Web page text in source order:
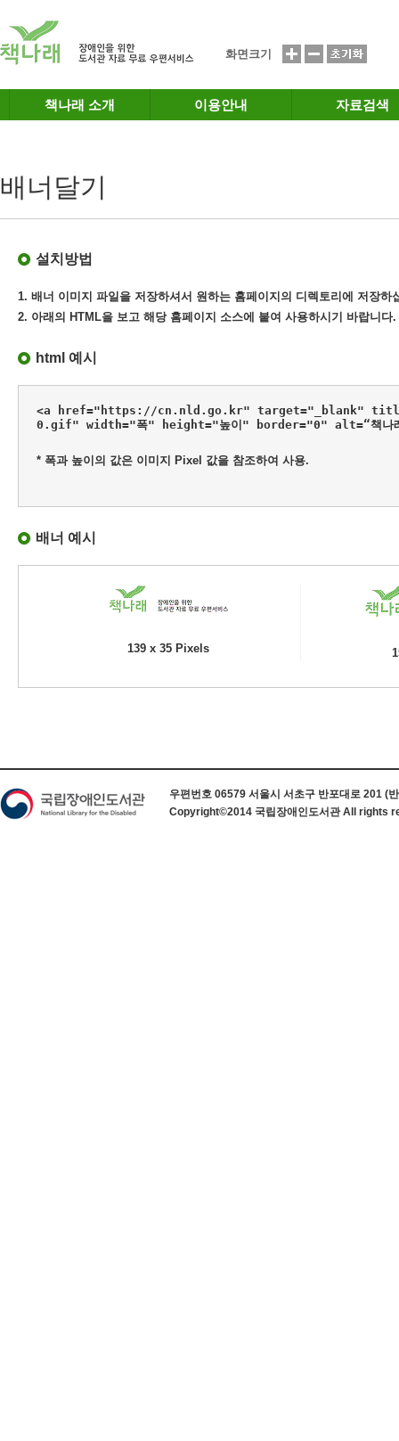
화면크기
책나래 소개 이용안내 자료검색
배너달기
설치방법
1. 배너 이미지 파일을 저장하셔서 원하는 홈페이지의 디렉토리에 저장하
2. 아래의 HTML을 보고 해당 홈페이지 소스에 붙여 사용하시기 바랍니다.
html 예시
<a href="https://cn.nld.go.kr" target="_blank"
0.gif" width="폭" height="높이" border="0" alt=“책나래
* 폭과 높이의 값은 이미지 Pixel 값을 참조하여 사용.
배너 예시
139 x 35 Pixels
우편번호 06579 서울시 서초구 반포대로 201 (
Copyright©2014 국립장애인도서관 All rights